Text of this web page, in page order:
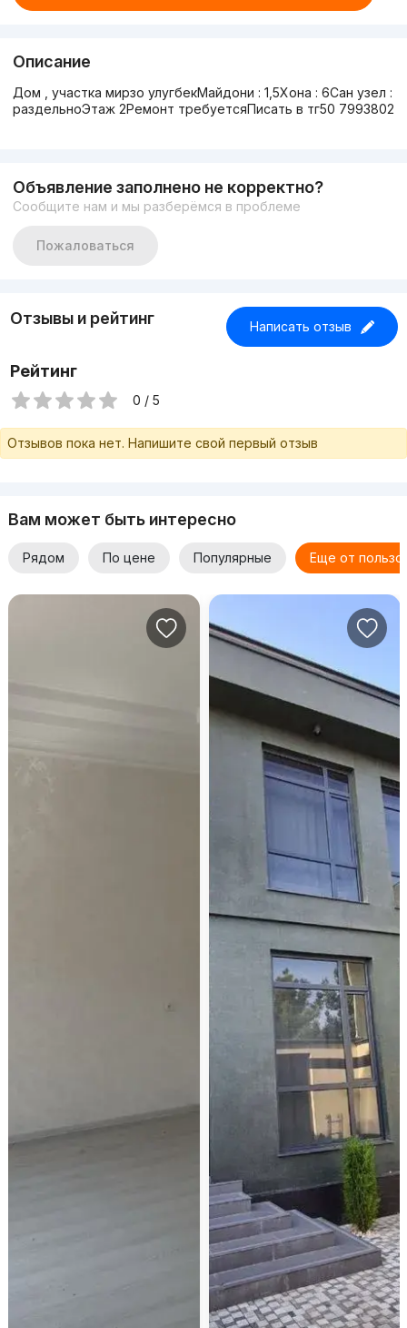
Описание
Дом , участка мирзо улугбекМайдони : 1,5Хона : 6Сан узел :
раздельноЭтаж 2Ремонт требуетсяПисать в тг50 7993802
Объявление заполнено не корректно?
Сообщите нам и мы разберёмся в проблеме
Пожаловаться
Отзывы и рейтинг Написать отзыв
Рейтинг
0 / 5
Отзывов пока нет. Напишите свой первый отзыв
Вам может быть интересно
Рядом По цене Популярные Еще от